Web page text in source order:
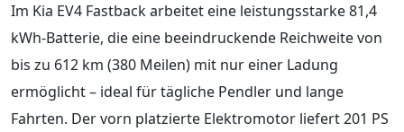
Im Kia EV4 Fastback arbeitet eine leistungsstarke 81,4
kWh-Batterie, die eine beeindruckende Reichweite von
bis zu 612 km (380 Meilen) mit nur einer Ladung
ermöglicht – ideal für tägliche Pendler und lange
Fahrten. Der vorn platzierte Elektromotor liefert 201 PS